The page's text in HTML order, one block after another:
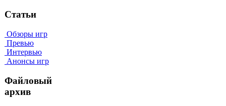
Статьи
Обзоры игр
Превью
Интервью
Анонсы игр
Файловый
архив